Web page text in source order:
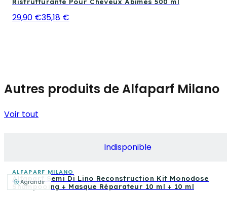
Agrandir
Ristrutturante Pour Cheveux Abîmés 500 ml
29,90 €35,18 €
Autres produits de Alfaparf Milano
Voir tout
Indisponible
ALFAPARF MILANO
Alfaparf Semi Di Lino Reconstruction Kit Monodose
Shampooing + Masque Réparateur 10 ml + 10 ml